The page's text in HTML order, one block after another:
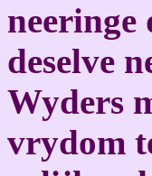
neeringe
deselve
Wyders
vrydom